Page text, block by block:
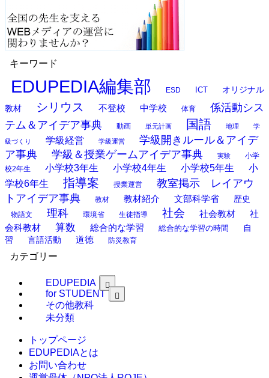
キーワード
EDUPEDIA編集部 ESD ICT
オリジナル
教材
シリウス 不登校 中学校 体育
係活動シス
テム＆アイデア事典
動画 単元計画 国語 地理 学
級づくり 学級経営 学級運営
学級開きルール＆アイデ
ア事典
学級＆授業ゲームアイデア事典 実験
小学
校2年生
小学校3年生 小学校4年生 小学校5年生
小
学校6年生
指導案 授業運営
教室掲示 レイアウ
トアイデア事典
教材 教材紹介 文部科学省 歴史
物語文 理科 環境省 生徒指導 社会 社会教材
社
会科教材
算数 総合的な学習 総合的な学習の時間
自
習
言語活動 道徳 防災教育
カテゴリー
EDUPEDIA
for STUDENT
その他教科
未分類
トップページ
EDUPEDIAとは
お問い合わせ